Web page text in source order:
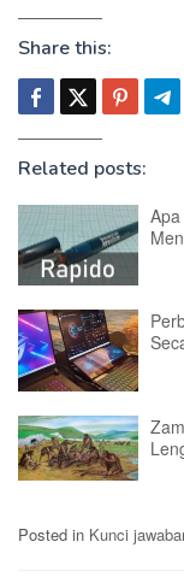
Share this:
Related posts:
Posted in Kunci